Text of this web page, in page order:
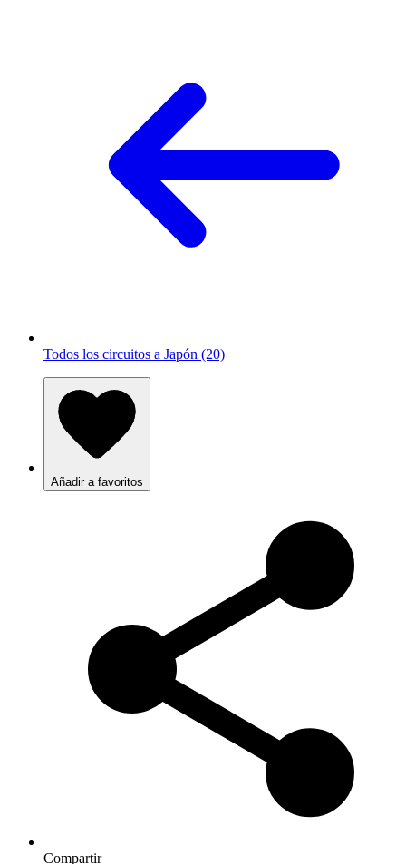
Todos los circuitos a Japón (20)
Añadir a favoritos
Compartir